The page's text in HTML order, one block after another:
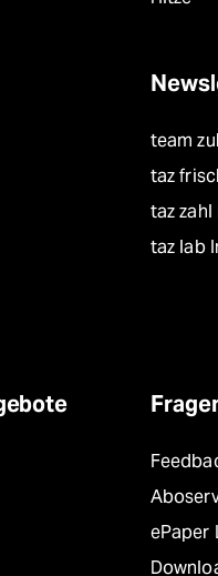
team
taz
taz zahl
taz lab
ePaper